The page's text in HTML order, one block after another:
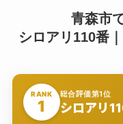
青森市
シロアリ110番
RANK
1
総合評価第1位
シロアリ